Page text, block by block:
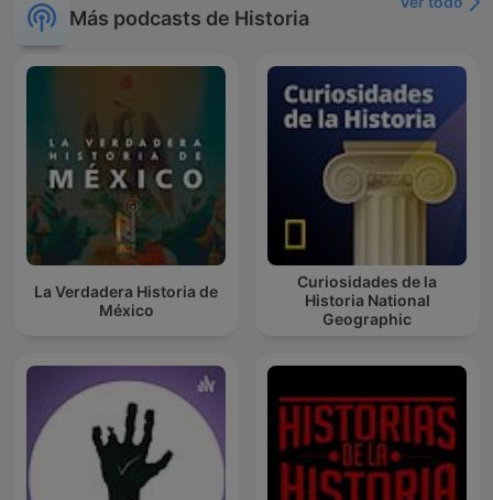
Más podcasts de Historia
La Verdadera Historia de
México
Curiosidades de la
Historia National
Geographic